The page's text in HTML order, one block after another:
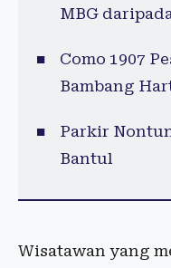
MBG
Como 1907
Bambang
Parkir
Bantul
Wisatawan yang